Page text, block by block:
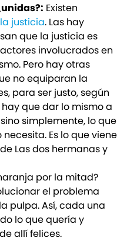
Existen
la justicia. Las hay
que la justicia es
involucrados en
Pero hay otras
no equiparan la
para ser justo, según
que dar lo mismo a
simplemente, lo que
Es lo que viene
Las dos hermanas y
por la mitad?
el problema
pulpa. Así, cada una
lo que quería y
allí felices.